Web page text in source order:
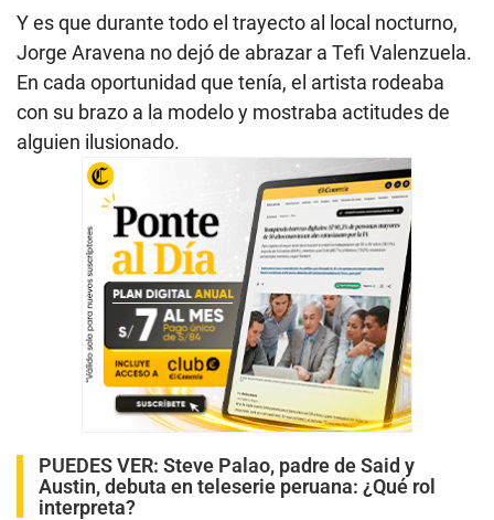
Y es que durante todo el trayecto al local nocturno,
Jorge Aravena no dejó de abrazar a Tefi Valenzuela.
En cada oportunidad que tenía, el artista rodeaba
con su brazo a la modelo y mostraba actitudes de
alguien ilusionado.
PUEDES VER: Steve Palao, padre de Said y
Austin, debuta en teleserie peruana: ¿Qué rol
interpreta?